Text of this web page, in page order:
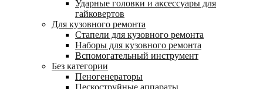
Ударные головки и аксессуары для
гайковертов
Для кузовного ремонта
Стапели для кузовного ремонта
Наборы для кузовного ремонта
Вспомогательный инструмент
Без категории
Пеногенераторы
Пескоструйные аппараты